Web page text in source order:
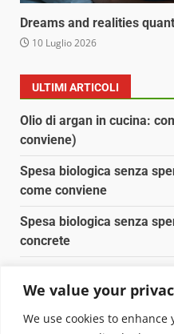
We value your
We use cookies to
Dreams and realities
10 Luglio 2026
ULTIMI ARTICOLI
Olio di argan in cucina:
conviene)
Spesa biologica senza
come conviene
Spesa biologica senza
concrete
Pulizia naturale della
sostituiscono 10 prodotti